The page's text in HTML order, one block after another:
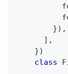
}) ,
] ,
})
class